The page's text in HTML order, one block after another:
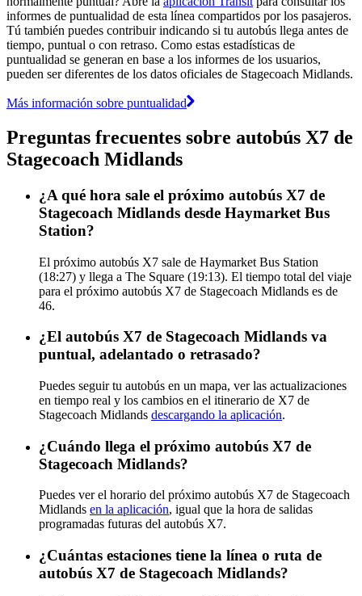
informes de puntualidad de esta línea compartidos por los pasajeros.
Tú también puedes contribuir indicando si tu autobús llega antes de
tiempo, puntual o con retraso. Como estas estadísticas de
puntualidad se generan en base a los informes de los usuarios,
pueden ser diferentes de los datos oficiales de Stagecoach Midlands.
Más información sobre puntualidad
Preguntas frecuentes sobre autobús X7 de
Stagecoach Midlands
¿A qué hora sale el próximo autobús X7 de
Stagecoach Midlands desde Haymarket Bus
Station?
El próximo autobús X7 sale de Haymarket Bus Station
(18:27) y llega a The Square (19:13). El tiempo total del viaje
para el próximo autobús X7 de Stagecoach Midlands es de
46.
¿El autobús X7 de Stagecoach Midlands va
puntual, adelantado o retrasado?
Puedes seguir tu autobús en un mapa, ver las actualizaciones
en tiempo real y los cambios en el itinerario de X7 de
Stagecoach Midlands descargando la aplicación.
¿Cuándo llega el próximo autobús X7 de
Stagecoach Midlands?
Puedes ver el horario del próximo autobús X7 de Stagecoach
Midlands en la aplicación, igual que la hora de salidas
programadas futuras del autobús X7.
¿Cuántas estaciones tiene la línea o ruta de
autobús X7 de Stagecoach Midlands?